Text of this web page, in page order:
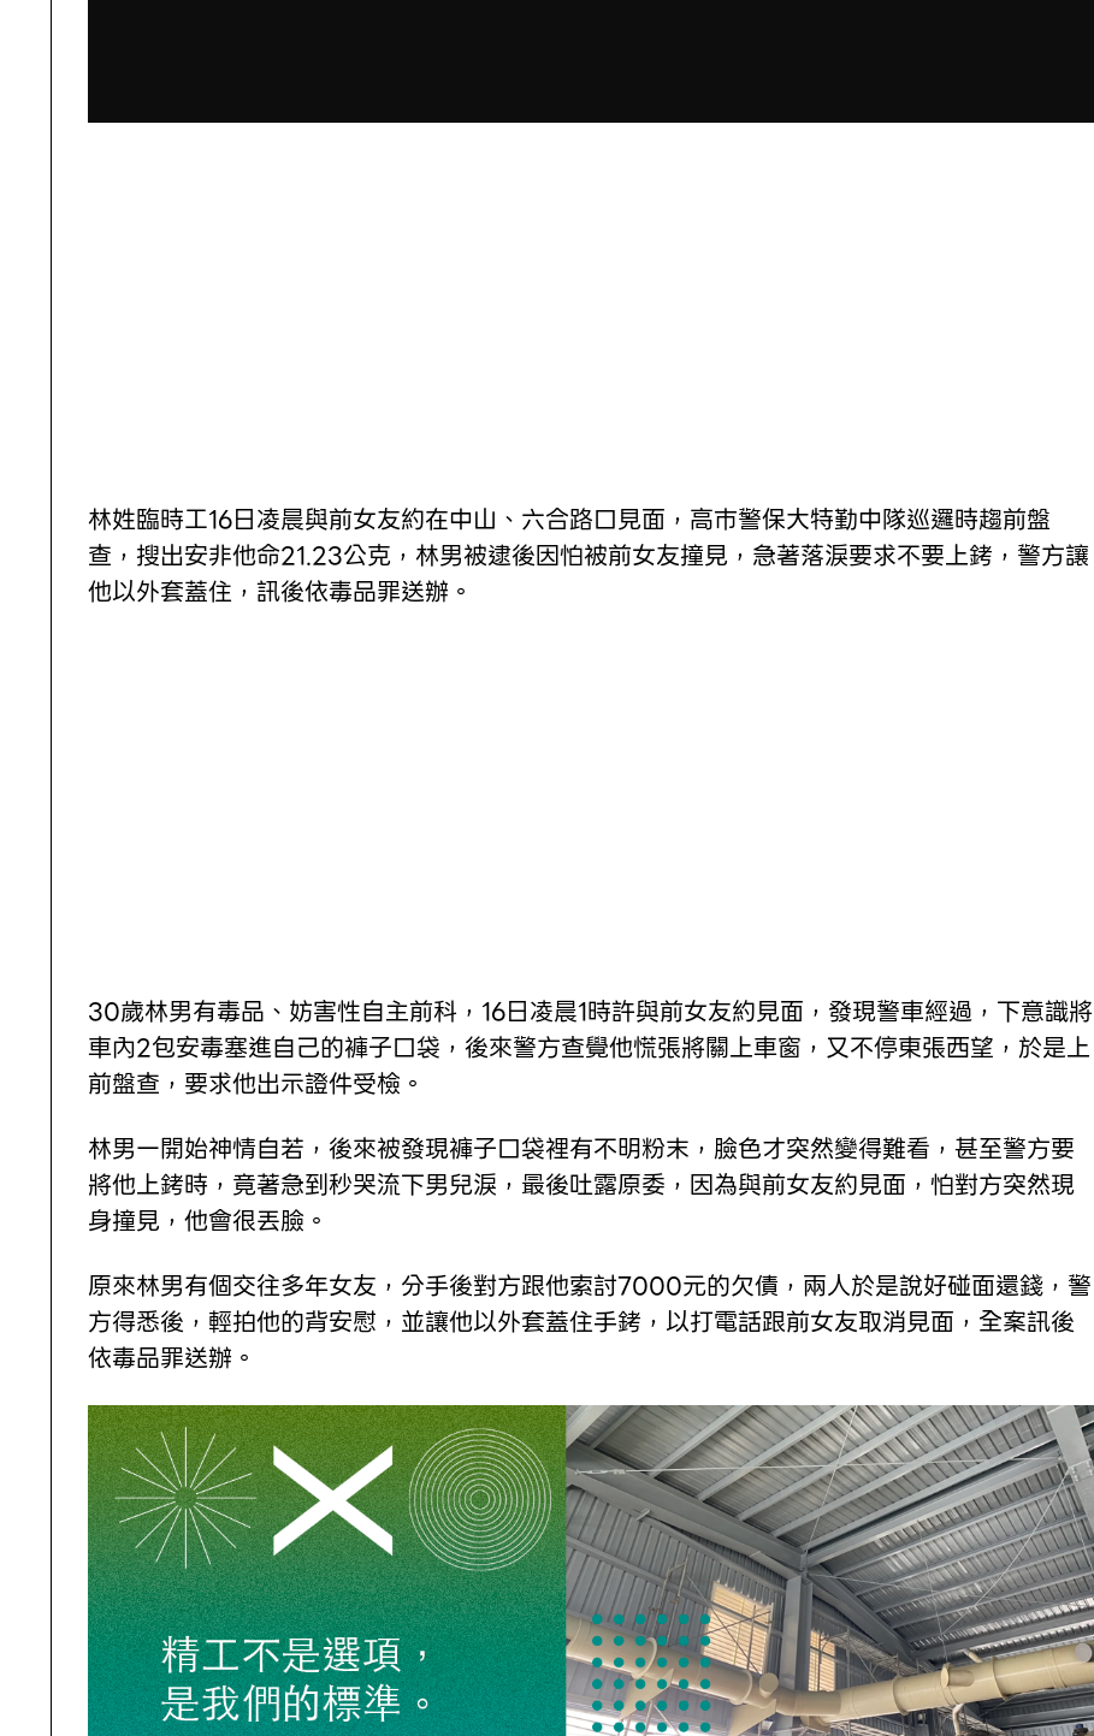
林姓臨時工16日凌晨與前女友約在中山、六合路口見面，高巿警保大特勤中隊巡邏時趨前盤
查，搜出安非他命21.23公克，林男被逮後因怕被前女友撞見，急著落淚要求不要上銬，警方讓
他以外套蓋住，訊後依毒品罪送辦。
30歲林男有毒品、妨害性自主前科，16日凌晨1時許與前女友約見面，發現警車經過，下意識將
車內2包安毒塞進自己的褲子口袋，後來警方查覺他慌張將關上車窗，又不停東張西望，於是上
前盤查，要求他出示證件受檢。
林男一開始神情自若，後來被發現褲子口袋裡有不明粉末，臉色才突然變得難看，甚至警方要
將他上銬時，竟著急到秒哭流下男兒淚，最後吐露原委，因為與前女友約見面，怕對方突然現
身撞見，他會很丟臉。
原來林男有個交往多年女友，分手後對方跟他索討7000元的欠債，兩人於是說好碰面還錢，警
方得悉後，輕拍他的背安慰，並讓他以外套蓋住手銬，以打電話跟前女友取消見面，全案訊後
依毒品罪送辦。